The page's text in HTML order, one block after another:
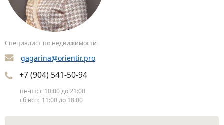
Специалист по недвижимости
gagarina@orientir.pro
+7 (904) 541-50-94
пн-пт: с 10:00 до 21:00
сб,вс: с 11:00 до 18:00